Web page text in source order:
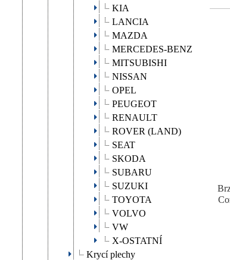
KIA
LANCIA
MAZDA
MERCEDES-BENZ
MITSUBISHI
NISSAN
OPEL
PEUGEOT
RENAULT
ROVER (LAND)
SEAT
SKODA
SUBARU
SUZUKI
TOYOTA
VOLVO
VW
X-OSTATNÍ
Krycí plechy